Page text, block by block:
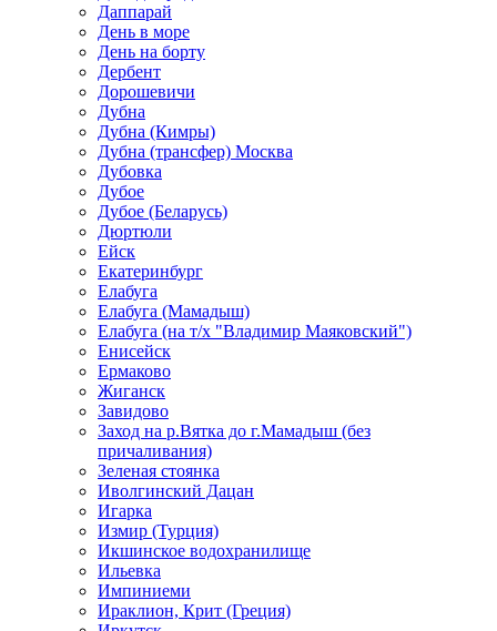
Даппарай
День в море
День на борту
Дербент
Дорошевичи
Дубна
Дубна (Кимры)
Дубна (трансфер) Москва
Дубовка
Дубое
Дубое (Беларусь)
Дюртюли
Ейск
Екатеринбург
Елабуга
Елабуга (Мамадыш)
Елабуга (на т/х "Владимир Маяковский")
Енисейск
Ермаково
Жиганск
Завидово
Заход на р.Вятка до г.Мамадыш (без
причаливания)
Зеленая стоянка
Иволгинский Дацан
Игарка
Измир (Турция)
Икшинское водохранилище
Ильевка
Импиниеми
Ираклион, Крит (Греция)